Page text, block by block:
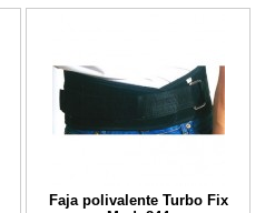
Faja polivalente Turbo Fix